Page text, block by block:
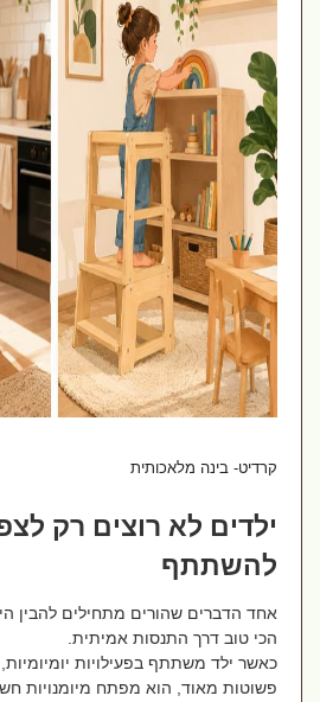
קרדיט- בינה מלאכותית
ילדים לא רוצים רק
להשתתף
אחד הדברים שהורים מתחילים להבין
הכי טוב דרך התנסות אמיתית.
כאשר ילד משתתף בפעילויות יומיומיות,
פשוטות מאוד, הוא מפתח מיומנויות